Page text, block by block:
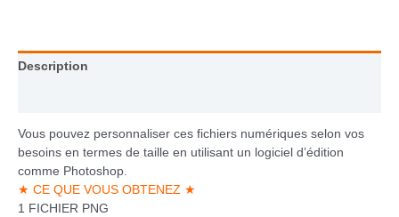
Description
Vous pouvez personnaliser ces fichiers numériques selon vos
besoins en termes de taille en utilisant un logiciel d’édition
comme Photoshop.
★ CE QUE VOUS OBTENEZ ★
1 FICHIER PNG